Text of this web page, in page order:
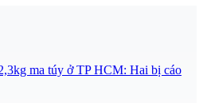
ma túy ở TP HCM: Hai bị cáo